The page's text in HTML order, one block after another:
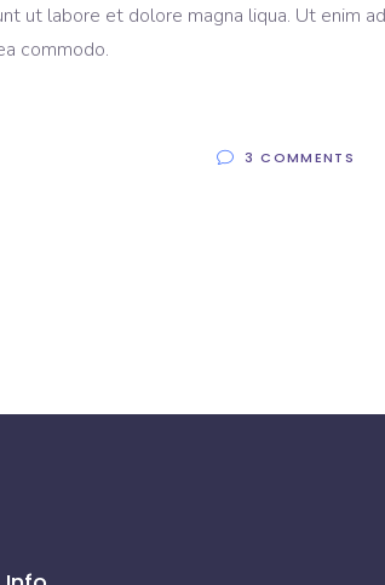
ut labore et dolore magna liqua. Ut enim
commodo.
3 COMMENTS